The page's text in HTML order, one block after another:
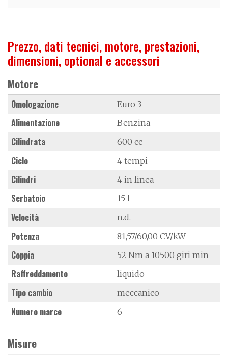
Prezzo, dati tecnici, motore, prestazioni,
dimensioni, optional e accessori
Motore
Omologazione Euro 3
Alimentazione Benzina
Cilindrata 600 cc
Ciclo 4 tempi
Cilindri 4 in linea
Serbatoio 15 l
Velocità n.d.
Potenza 81,57/60,00 CV/kW
Coppia 52 Nm a 10500 giri min
Raffreddamento liquido
Tipo cambio meccanico
Numero marce 6
Misure